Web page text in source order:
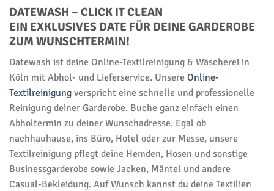
DATEWASH – CLICK IT CLEAN
EIN EXKLUSIVES DATE FÜR DEINE GARDEROBE
ZUM WUNSCHTERMIN!
Datewash ist deine Online-Textilreinigung & Wäscherei in
Köln mit Abhol- und Lieferservice. Unsere Online-
Textilreinigung verspricht eine schnelle und professionelle
Reinigung deiner Garderobe. Buche ganz einfach einen
Abholtermin zu deiner Wunschadresse. Egal ob
nachhauhause, ins Büro, Hotel oder zur Messe, unsere
Textilreinigung pflegt deine Hemden, Hosen und sonstige
Businessgarderobe sowie Jacken, Mäntel und andere
Casual-Bekleidung. Auf Wunsch kannst du deine Textilien